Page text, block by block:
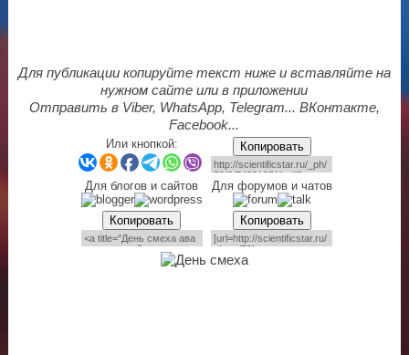
Для публикации копируйте текст ниже и вставляйте на
нужном сайте или в приложении
Отправить в Viber, WhatsApp, Telegram... ВКонтакте,
Facebook...
Или кнопкой: Копировать
Для блогов и сайтов Для форумов и чатов
Копировать Копировать